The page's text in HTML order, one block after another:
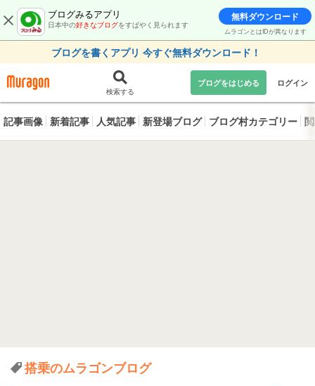
ブログみるアプリ
日本中の好きなブログをすばやく見られます
無料ダウンロード
ムラゴンとはIDが異なります
ブログを書くアプリ 今すぐ無料ダウンロード！
検索する
ブログをはじめる ログイン
記事画像 新着記事 人気記事 新登場ブログ ブログ村カテゴリー
搭乗のムラゴンブログ